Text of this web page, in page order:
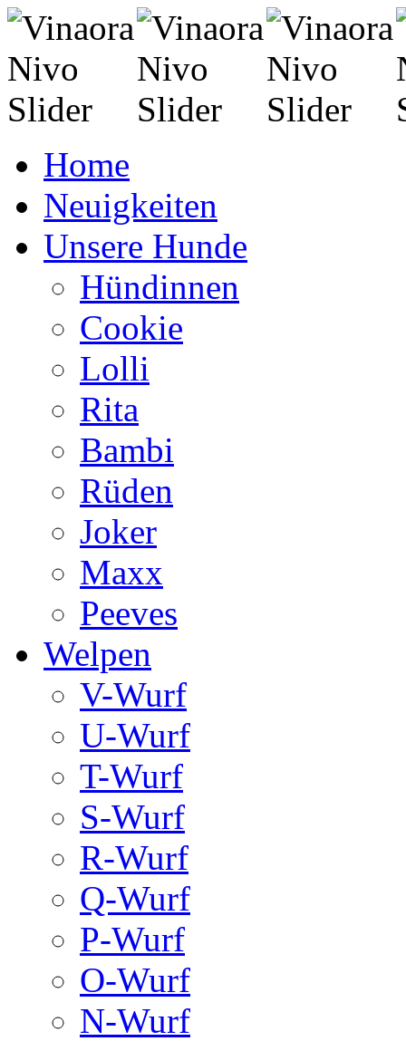
Home
Neuigkeiten
Unsere Hunde
Hündinnen
Cookie
Lolli
Rita
Bambi
Rüden
Joker
Maxx
Peeves
Welpen
V-Wurf
U-Wurf
T-Wurf
S-Wurf
R-Wurf
Q-Wurf
P-Wurf
O-Wurf
N-Wurf